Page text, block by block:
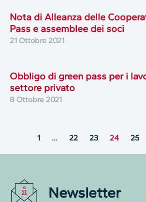
Nota di Alleanza delle
Pass e assemblee dei soci
21 Ottobre 2021
Obbligo di green pass per i
settore privato
8 Ottobre 2021
1 … 22 23 24 25
Newsletter